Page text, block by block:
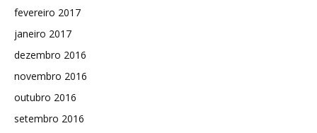
fevereiro 2017
janeiro 2017
dezembro 2016
novembro 2016
outubro 2016
setembro 2016